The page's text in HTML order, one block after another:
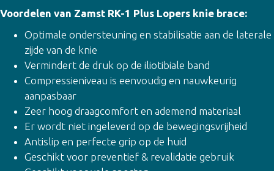
Voordelen van Zamst RK-1 Plus Lopers knie brace:
Optimale ondersteuning en stabilisatie aan de laterale
zijde van de knie
Vermindert de druk op de iliotibiale band
Compressieniveau is eenvoudig en nauwkeurig
aanpasbaar
Zeer hoog draagcomfort en ademend materiaal
Er wordt niet ingeleverd op de bewegingsvrijheid
Antislip en perfecte grip op de huid
Geschikt voor preventief & revalidatie gebruik